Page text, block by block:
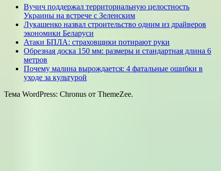
Вучич поддержал территориальную целостность
Украины на встрече с Зеленским
Лукашенко назвал строительство одним из драйверов
экономики Беларуси
Атаки БПЛА: страховщики потирают руки
Обрезная доска 150 мм: размеры и стандартная длина 6
метров
Почему малина вырождается: 4 фатальные ошибки в
уходе за культурой
Тема WordPress: Chronus от ThemeZee.